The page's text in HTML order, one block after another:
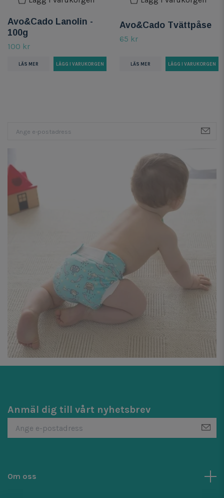
Avo&Cado Lanolin -
100g
100 kr
LÄS MER
Avo&Cado Tvättpåse
65 kr
LÄS MER
Anmäl dig till vårt nyhetsbrev
Om oss